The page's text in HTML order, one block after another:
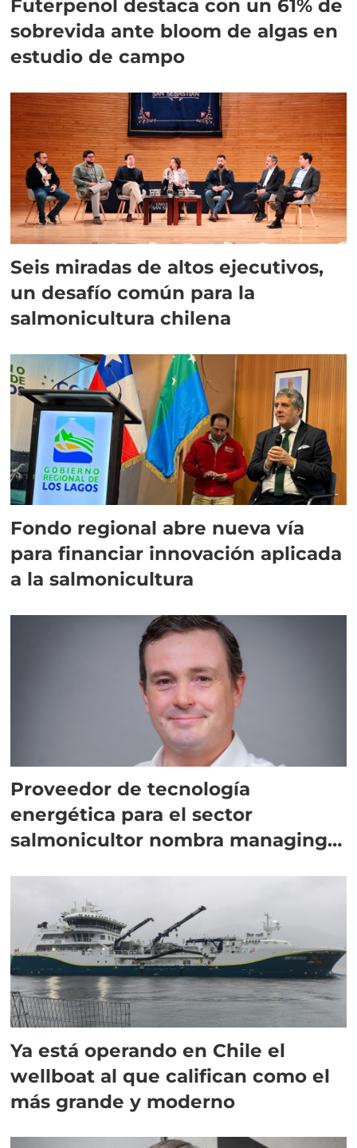
Futerpenol destaca con un 61% de
sobrevida ante bloom de algas en
estudio de campo
Seis miradas de altos ejecutivos,
un desafío común para la
salmonicultura chilena
Fondo regional abre nueva vía
para financiar innovación aplicada
a la salmonicultura
Proveedor de tecnología
energética para el sector
salmonicultor nombra managing
Ya está operando en Chile el
wellboat al que califican como el
más grande y moderno